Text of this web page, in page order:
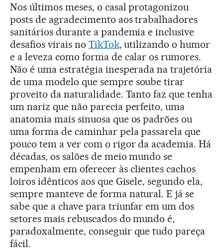
Nos últimos meses, o casal protagonizou
posts de agradecimento aos trabalhadores
sanitários durante a pandemia e inclusive
desafios virais no TikTok, utilizando o humor
e a leveza como forma de calar os rumores.
Não é uma estratégia inesperada na trajetória
de uma modelo que sempre soube tirar
proveito da naturalidade. Tanto faz que tenha
um nariz que não parecia perfeito, uma
anatomia mais sinuosa que os padrões ou
uma forma de caminhar pela passarela que
pouco tem a ver com o rigor da academia. Há
décadas, os salões de meio mundo se
empenham em oferecer às clientes cachos
loiros idênticos aos que Gisele, segundo ela,
sempre manteve de forma natural. E já se
sabe que a chave para triunfar em um dos
setores mais rebuscados do mundo é,
paradoxalmente, conseguir que tudo pareça
fácil.